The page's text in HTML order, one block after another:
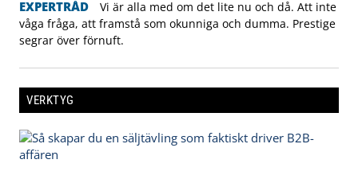
EXPERTRÅD
Vi är alla med om det lite nu och då. Att inte
våga fråga, att framstå som okunniga och dumma. Prestige
segrar över förnuft.
VERKTYG